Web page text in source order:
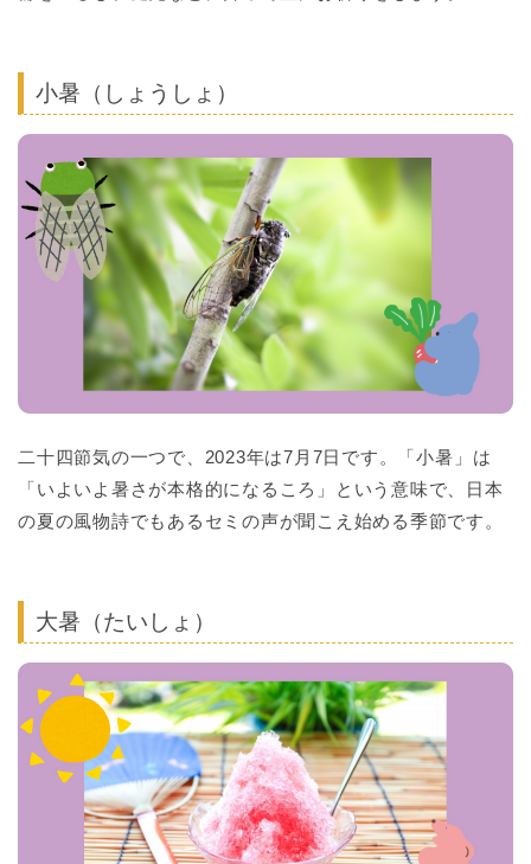
小暑（しょうしょ）
二十四節気の一つで、2023年は7月7日です。「小暑」は
「いよいよ暑さが本格的になるころ」という意味で、日本
の夏の風物詩でもあるセミの声が聞こえ始める季節です。
大暑（たいしょ）